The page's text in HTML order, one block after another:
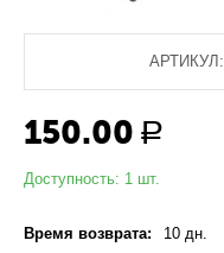
АРТИКУЛ:
150.00 Р
Доступность: 1 шт.
Время возврата: 10 дн.